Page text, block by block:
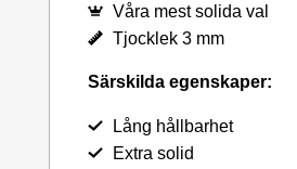
Våra mest solida val
Tjocklek 3 mm
Särskilda egenskaper:
Lång hållbarhet
Extra solid